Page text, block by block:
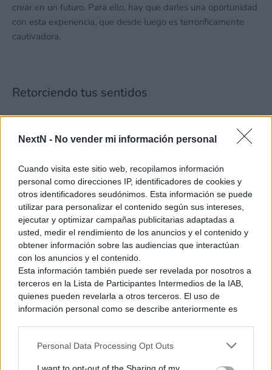
NextN - No vender mi información personal
Cuando visita este sitio web, recopilamos información
personal como direcciones IP, identificadores de cookies y
otros identificadores seudónimos. Esta información se puede
utilizar para personalizar el contenido según sus intereses,
ejecutar y optimizar campañas publicitarias adaptadas a
usted, medir el rendimiento de los anuncios y el contenido y
obtener información sobre las audiencias que interactúan
con los anuncios y el contenido.
Esta información también puede ser revelada por nosotros a
terceros en la Lista de Participantes Intermedios de la IAB,
quienes pueden revelarla a otros terceros. El uso de
información personal como se describe anteriormente es
generamos contenido relevante para nuestra audiencia.
Personal Data Processing Opt Outs
crear en un futuro. Para ello, hay que darles una oportunidad
con esta experiencia, que desde luego es terroríficamente
cautivadora.
Retorciendo tus sentidos
REANIMAL no es un portento gráfico, como no lo fue la
serie Little Nightmares. Pero es que no hace falta el motor
crear un universo convincente. Es jugar con las posibilidades,
con los recursos, para moldear el mundo con la tétrica
imagen que sus creadores tienen en sus mentes. El resultado
esun apartado técnico consistente que logra reflejar las
siniestras ideas de Tarsier Studios con todo lujo de
retorcido detalle. No es un viaje para todos los estómagos,
ni apto para personas sensibles.